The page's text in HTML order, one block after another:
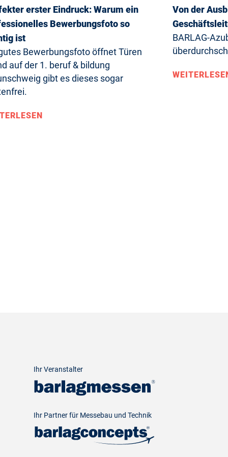
erster Eindruck: Warum ein
Bewerbungsfoto so
ist
Bewerbungsfoto öffnet Türen
auf der 1. beruf & bildung
gibt es dieses sogar
Von der
BARLAG-
Ihr Veranstalter
Ihr Partner für Messebau und Technik